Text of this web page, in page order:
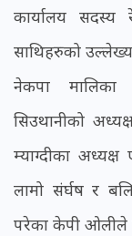
कार्यालय सदस्य
साथिहरुको उल्लेख्य
नेकपा मालिका
सिउथानीको
म्याग्दीका
लामो संर्घष र
परेका केपी ओलीले